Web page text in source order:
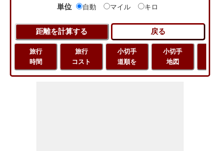
単位 自動 マイル キロ
旅行
時間
旅行
コスト
小切手
道順を
小切手
地図